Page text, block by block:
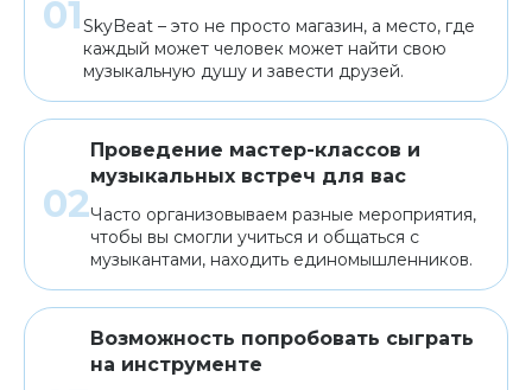
SkyBeat – это не просто магазин, а место, где
каждый может человек может найти свою
музыкальную душу и завести друзей.
Проведение мастер-классов и
музыкальных встреч для вас
Часто организовываем разные мероприятия,
чтобы вы смогли учиться и общаться с
музыкантами, находить единомышленников.
Возможность попробовать сыграть
на инструменте